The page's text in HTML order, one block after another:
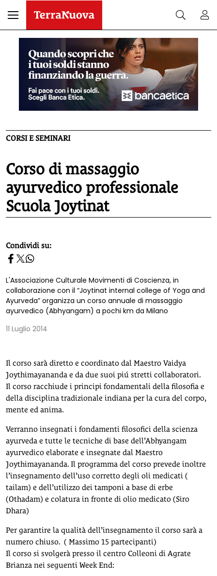
CORSI E SEMINARI
Corso di massaggio
ayurvedico professionale
Scuola Joytinat
homepage h2
Condividi su:
L'Associazione Culturale Movimenti di Coscienza, in
collaborazione con il “Joytinat internal college of Yoga and
Ayurveda” organizza un corso annuale di massaggio
ayurvedico (Abhyangam) a pochi km da Milano
11 Luglio 2014
Il corso sarà diretto e coordinato dal Maestro Vaidya
Joythimayananda e da due suoi piú stretti collaboratori.
Il corso racchiude i principi fondamentali della filosofia e
della disciplina tradizionale indiana per la cura del corpo,
mente ed anima.
Verranno insegnati i fondamenti filosofici della scienza
ayurveda e tutte le tecniche di base dell’Abhyangam
ayurvedico elaborate e insegnate dal Maestro
Joythimayananda. Il programma del corso prevede inoltre
l’insegnamento dell’uso corretto degli oli medicati (
tailam) e dell’utilizzo dei tamponi a base di erbe
(Othadam) e colatura in fronte di olio medicato (Siro
Dhara)
Per garantire la qualità dell’insegnamento il corso sarà a
numero chiuso. ( Massimo 15 partecipanti)
Il corso si svolgerà presso il centro Colleoni di Agrate
Brianza nei seguenti Week End: